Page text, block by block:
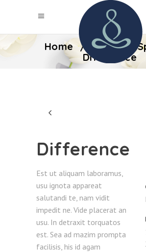
Home /Fresh/
Difference
Difference
Est ut aliquam laboramus,
usu ignota appareat
salutandi te, nam vidit
impedit ne. Vide placerat an
usu. In detraxit torquatos
est. Sea ad mazim prompta
facilisis, his id agam